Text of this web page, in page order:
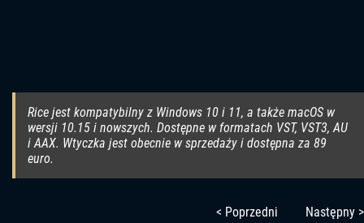
Rice jest kompatybilny z Windows 10 i 11, a także macOS w
wersji 10.15 i nowszych. Dostępne w formatach VST, VST3, AU
i AAX. Wtyczka jest obecnie w sprzedaży i dostępna za 89
euro.
< Poprzedni Następny >